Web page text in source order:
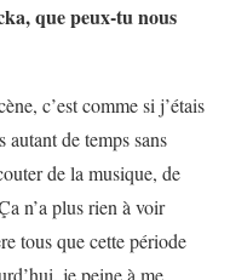
que peux-tu nous
c’est comme si j’étais
de temps sans
de la musique, de
n’a plus rien à voir
tous que cette période
je peine à me